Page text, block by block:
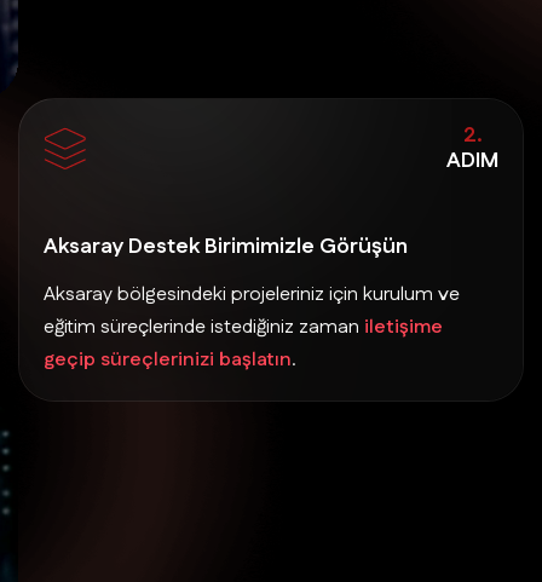
2.
ADIM
Aksaray Destek Birimimizle Görüşün
Aksaray bölgesindeki projeleriniz için kurulum ve
eğitim süreçlerinde istediğiniz zaman iletişime
geçip süreçlerinizi başlatın.